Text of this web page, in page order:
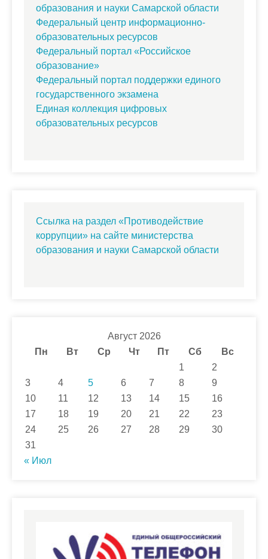
образования и науки Самарской области
Федеральный центр информационно-
образовательных ресурсов
Федеральный портал «Российское
образование»
Федеральный портал поддержки единого
государственного экзамена
Единая коллекция цифровых
образовательных ресурсов
Ссылка на раздел «Противодействие
коррупции» на сайте министерства
образования и науки Самарской области
Август 2026
Пн
Вт Ср Чт Пт Сб
Вс
1
2
3
4 5 6 7 8
9
10
11 12 13 14 15
16
17
18 19 20 21 22
23
24
25 26 27 28 29
30
31
« Июл